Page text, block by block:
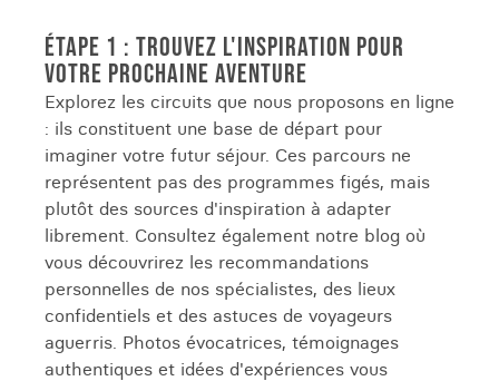
ÉTAPE 1 : TROUVEZ L'INSPIRATION POUR
VOTRE PROCHAINE AVENTURE
Explorez les circuits que nous proposons en ligne
: ils constituent une base de départ pour
imaginer votre futur séjour. Ces parcours ne
représentent pas des programmes figés, mais
plutôt des sources d'inspiration à adapter
librement. Consultez également notre blog où
vous découvrirez les recommandations
personnelles de nos spécialistes, des lieux
confidentiels et des astuces de voyageurs
aguerris. Photos évocatrices, témoignages
authentiques et idées d'expériences vous